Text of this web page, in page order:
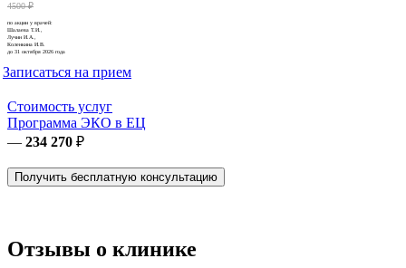
4500 ₽
по акции у врачей:
Шалаева Т.И.,
Лучин И.А.,
Коленкина И.В.
до 31 октября 2026 года
Записаться на прием
Стоимость услуг
Программа ЭКО в ЕЦ
— 234 270 ₽
Получить бесплатную консультацию
Отзывы о клинике